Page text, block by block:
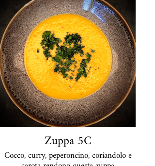
delicato e non è grassa come la bolognese.
La mia scorta fatta in casa completa il
tutto. Il tipo di pasta non è obbligatorio
ma preferisco i Buccattini o i
Conchiglioni pugliesi perché assorbono
molto bene il sugo. Una ricetta
tradizionale molto tipica della zona di
Nizza. Se non vi piace la selvaggina
potete ordinarli anche con carne di
manzo.
29 euro a porzione
Zuppa 5C
Cocco, curry, peperoncino, coriandolo e